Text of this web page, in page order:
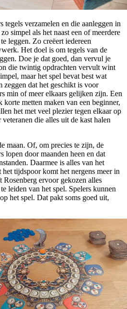
tegels verzamelen en die aanleggen in
simpel als het naast een of meerdere
leggen. Zo creëert iedereen
Het doel is om tegels van de
Doe je dat goed, dan vervul je
die twintig opdrachten vervult wint
maar het spel bevat best wat
zeggen dat het geschikt is voor
min of meer elkaars gelijken zijn. Een
korte metten maken van een beginner,
het met veel plezier tegen elkaar op
die alles uit de kast halen
maan. Of, om precies te zijn, de
lopen door maanden heen en dat
Daarmee is alles van het
tijdspoor komt het nergens meer in
Rosenberg ervoor gekozen alles
leiden van het spel. Spelers kunnen
het spel. Dat pakt soms goed uit,